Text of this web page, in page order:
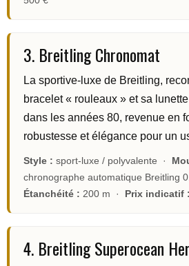
3. Breitling Chronomat
La sportive-luxe de Breitling,
bracelet « rouleaux » et sa
dans les années 80, revenue en
robustesse et élégance pour un
Style : sport-luxe / polyvalente ·
chronographe automatique Breitling
Étanchéité : 200 m · Prix indicatif :
4. Breitling Superocean